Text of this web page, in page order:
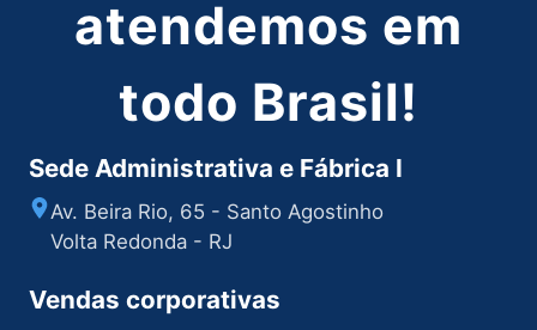
atendemos em
todo Brasil!
Sede Administrativa e Fábrica I
Av. Beira Rio, 65 - Santo Agostinho
Volta Redonda - RJ
Vendas corporativas